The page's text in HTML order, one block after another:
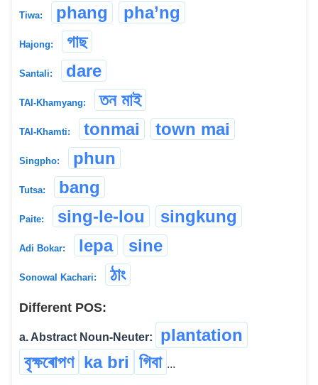
Tiwa: phang pha’ng
Hajong: গাছ
Santali: dare
TAI-Khamyang: তন মাই
TAI-Khamti: tonmai town mai
Singpho: phun
Tutsa: bang
Paite: sing-le-lou singkung
Adi Bokar: lepa sine
Sonowal Kachari: ঠাং
Different POS:
a. Abstract Noun-Neuter:
plantation
বৃক্ষৰোপণ ka bri গিবা ...